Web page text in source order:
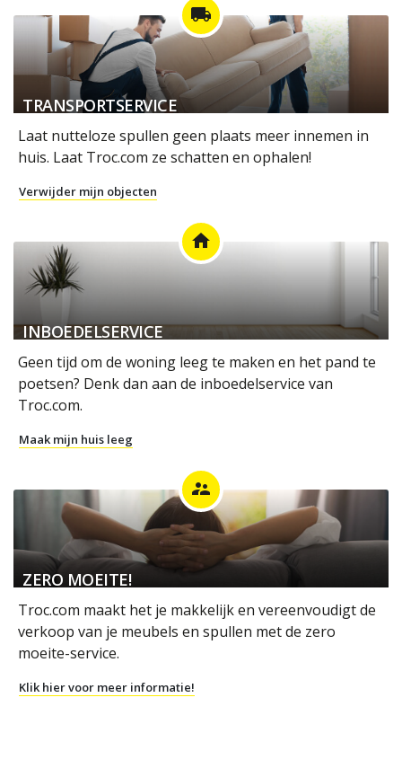
local_shipping
TRANSPORTSERVICE
Laat nutteloze spullen geen plaats meer innemen in
huis. Laat Troc.com ze schatten en ophalen!
Verwijder mijn objecten
home
INBOEDELSERVICE
Geen tijd om de woning leeg te maken en het pand te
poetsen? Denk dan aan de inboedelservice van
Troc.com.
Maak mijn huis leeg
supervisor_account
ZERO MOEITE!
Troc.com maakt het je makkelijk en vereenvoudigt de
verkoop van je meubels en spullen met de zero
moeite-service.
Klik hier voor meer informatie!